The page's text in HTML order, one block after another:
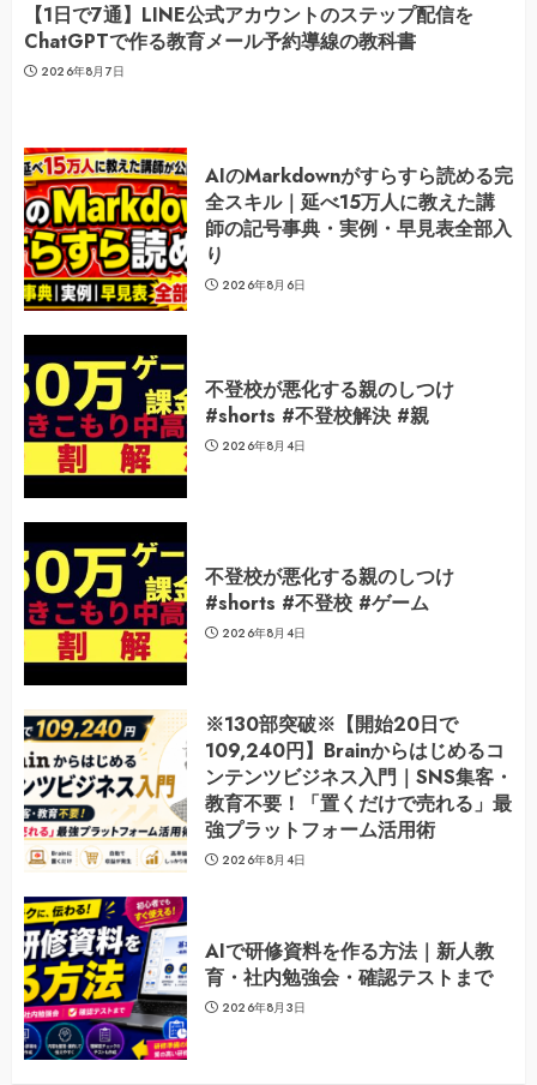
【1日で7通】LINE公式アカウントのステップ配信を
ChatGPTで作る教育メール予約導線の教科書
2026年8月7日
AIのMarkdownがすらすら読める完
全スキル｜延べ15万人に教えた講
師の記号事典・実例・早見表全部入
り
2026年8月6日
不登校が悪化する親のしつけ
#shorts #不登校解決 #親
2026年8月4日
不登校が悪化する親のしつけ
#shorts #不登校 #ゲーム
2026年8月4日
※130部突破※【開始20日で
109,240円】Brainからはじめるコ
ンテンツビジネス入門｜SNS集客・
教育不要！「置くだけで売れる」最
強プラットフォーム活用術
2026年8月4日
AIで研修資料を作る方法｜新人教
育・社内勉強会・確認テストまで
2026年8月3日